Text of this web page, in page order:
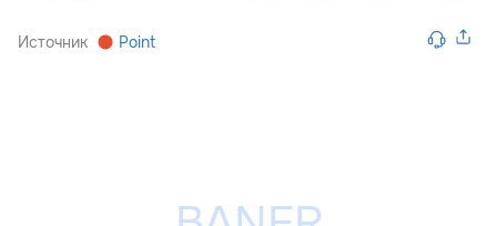
Источник Point